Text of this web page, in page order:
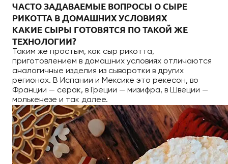
ЧАСТО ЗАДАВАЕМЫЕ ВОПРОСЫ О СЫРЕ
РИКОТТА В ДОМАШНИХ УСЛОВИЯХ
КАКИЕ СЫРЫ ГОТОВЯТСЯ ПО ТАКОЙ ЖЕ
ТЕХНОЛОГИИ?
Таким же простым, как сыр рикотта,
приготовлением в домашних условиях отличаются
аналогичные изделия из сыворотки в других
регионах. В Испании и Мексике это рекесон, во
Франции — серак, в Греции — мизифра, в Швеции —
молькенезе и так далее.